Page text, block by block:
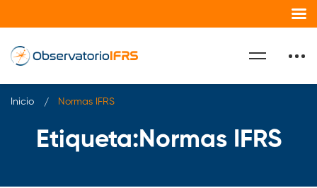
Etiqueta:Normas IFRS
Inicio Normas IFRS